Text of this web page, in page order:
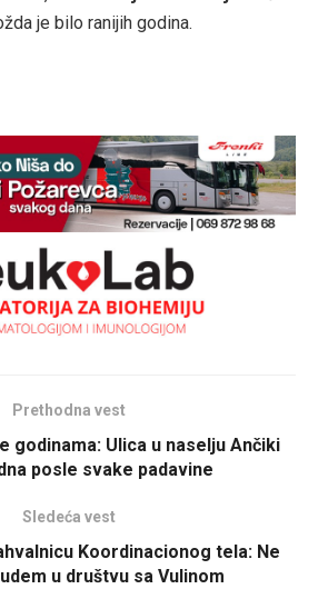
je bilo ranijih godina.
Prethodna vest
godinama: Ulica u naselju Ančiki
posle svake padavine
Sledeća vest
Koordinacionog tela: Ne
u društvu sa Vulinom